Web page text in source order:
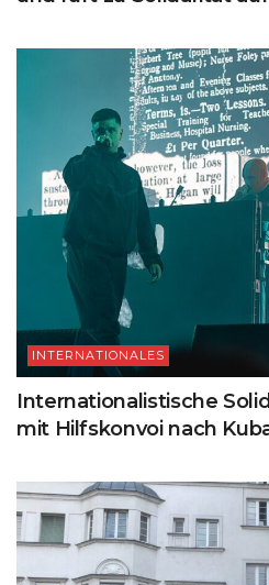
INTERNATIONALES
Internationalistische
mit Hilfskonvoi nach